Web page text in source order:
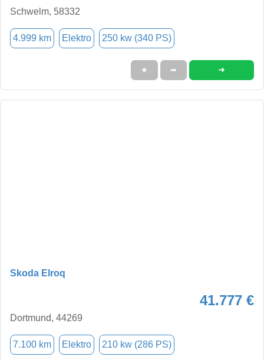
Schwelm, 58332
4.999 km Elektro 250 kw (340 PS)
★ ➦ ➜
Skoda Elroq
41.777 €
Dortmund, 44269
7.100 km Elektro 210 kw (286 PS)